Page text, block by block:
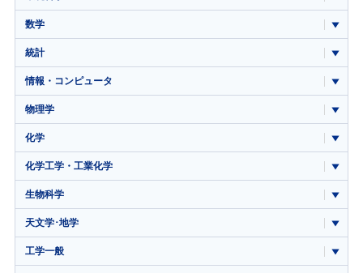
数学
統計
情報・コンピュータ
物理学
化学
化学工学・工業化学
生物科学
天文学･地学
工学一般